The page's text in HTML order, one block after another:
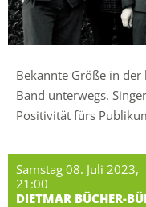
Bekannte Größe in
Band unterwegs.
Positivität fürs
Samstag 08. Juli 2023,
21:00
DIETMAR BÜCHER-